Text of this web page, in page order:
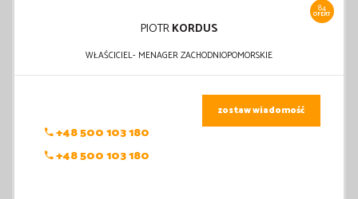
84
OFERT
PIOTRKORDUS
WŁAŚCICIEL- MENAGER ZACHODNIOPOMORSKIE
+48 500 103 180
+48 500 103 180
zostaw wiadomość